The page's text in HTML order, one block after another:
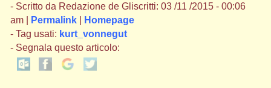
- Scritto da Redazione de Gliscritti: 03 /11 /2015 - 00:06
am |
Permalink|
Homepage
- Tag usati: kurt_vonnegut
- Segnala questo articolo: